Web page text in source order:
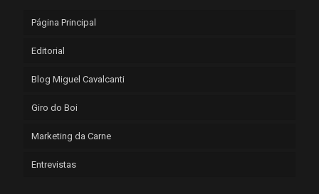
Página Principal
Editorial
Blog Miguel Cavalcanti
Giro do Boi
Marketing da Carne
Entrevistas